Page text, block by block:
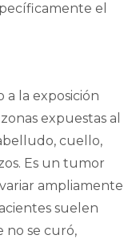
el
a la exposición
expuestas al
cuello,
Es un tumor
ampliamente
suelen
no se curó,